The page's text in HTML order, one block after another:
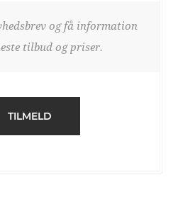
og få information
tilbud og priser.
TILMELD